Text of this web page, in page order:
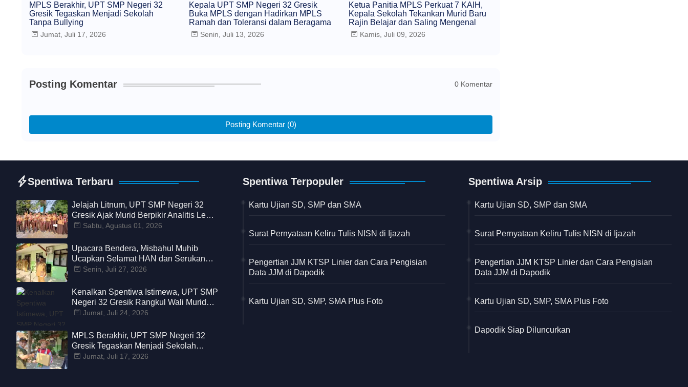
MPLS Berakhir, UPT SMP Negeri 32
Gresik Tegaskan Menjadi Sekolah
Tanpa Bullying
Jumat, Juli 17, 2026
Kepala UPT SMP Negeri 32 Gresik
Buka MPLS dengan Hadirkan MPLS
Ramah dan Toleransi dalam Beragama
Senin, Juli 13, 2026
Ketua Panitia MPLS Perkuat 7 KAIH,
Kepala Sekolah Tekankan Murid Baru
Rajin Belajar dan Saling Mengenal
Kamis, Juli 09, 2026
Posting Komentar 0 Komentar
Posting Komentar (0)
Spentiwa Terbaru
Jelajah Litnum, UPT SMP Negeri 32
Gresik Ajak Murid Berpikir Analitis Lewat
Petualangan Belajar
Sabtu, Agustus 01, 2026
Upacara Bendera, Misbahul Muhib
Ucapkan Selamat HAN dan Serukan
Sekolah Aman Nyaman dari
Senin, Juli 27, 2026
Kenalkan Spentiwa Istimewa, UPT SMP
Negeri 32 Gresik Rangkul Wali Murid
Bangun Pendidikan Bermutu
Jumat, Juli 24, 2026
MPLS Berakhir, UPT SMP Negeri 32
Gresik Tegaskan Menjadi Sekolah
Tanpa Bullying
Jumat, Juli 17, 2026
Spentiwa Terpopuler
Kartu Ujian SD, SMP dan SMA
Surat Pernyataan Keliru Tulis NISN di Ijazah
Pengertian JJM KTSP Linier dan Cara Pengisian
Data JJM di Dapodik
Kartu Ujian SD, SMP, SMA Plus Foto
Spentiwa Arsip
Kartu Ujian SD, SMP dan SMA
Surat Pernyataan Keliru Tulis NISN di Ijazah
Pengertian JJM KTSP Linier dan Cara Pengisian
Data JJM di Dapodik
Kartu Ujian SD, SMP, SMA Plus Foto
Dapodik Siap Diluncurkan